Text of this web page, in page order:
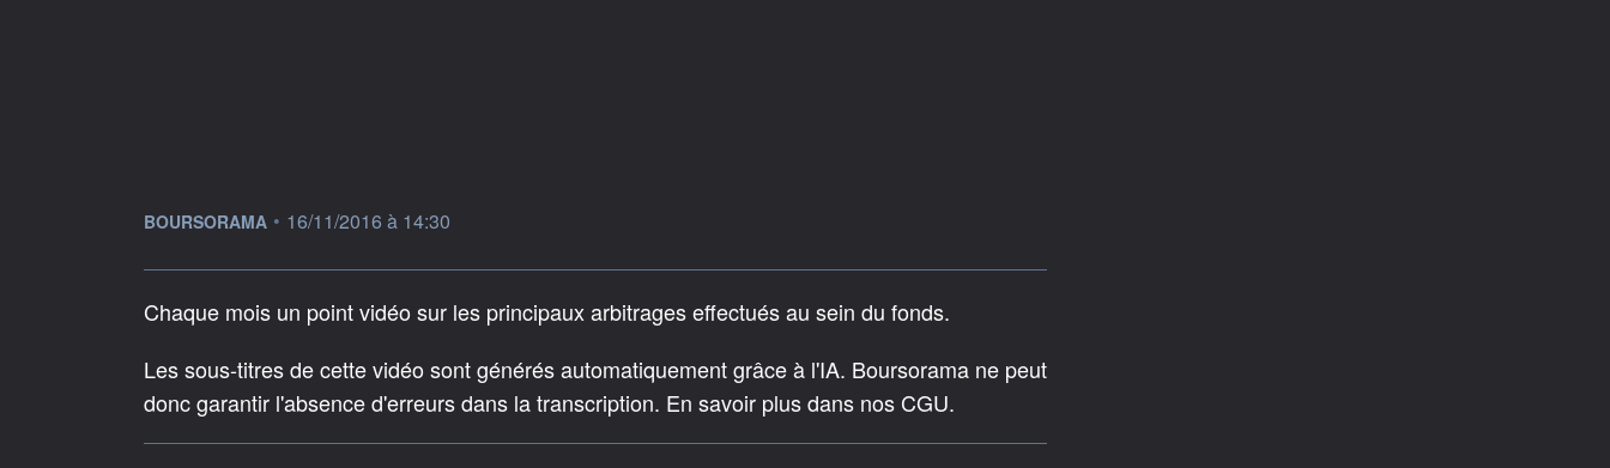
information fournie par
BOURSORAMA • 16/11/2016 à 14:30
Chaque mois un point vidéo sur les principaux arbitrages effectués au sein du fonds.
Les sous-titres de cette vidéo sont générés automatiquement grâce à l'IA. Boursorama ne peut
donc garantir l'absence d'erreurs dans la transcription. En savoir plus dans nos CGU.